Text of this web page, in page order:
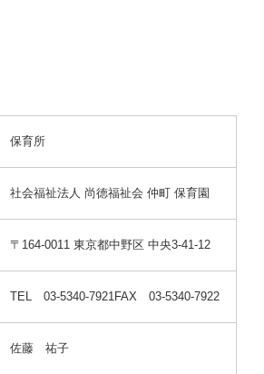
保育所
社会福祉法人 尚徳福祉会 仲町 保育園
〒164-0011 東京都中野区 中央3-41-12
TEL 03-5340-7921FAX 03-5340-7922
佐藤 祐子